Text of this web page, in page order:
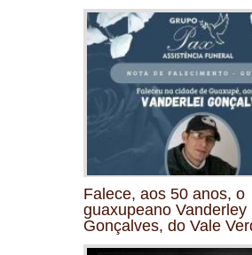
Falece, aos 50 anos, o
guaxupeano Vanderley
Gonçalves, do Vale